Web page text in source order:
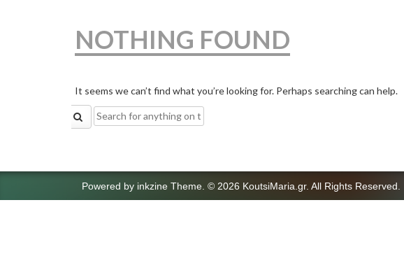
NOTHING FOUND
It seems we can’t find what you’re looking for. Perhaps searching can help.
Search
for:
Powered by inkzine Theme © 2026 KoutsiMaria.gr. All Rights Reserved.